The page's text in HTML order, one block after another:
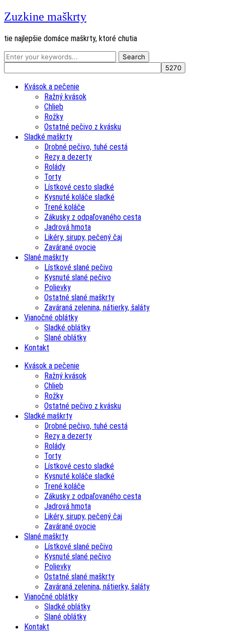
Zuzkine maškrty
tie najlepšie domáce maškrty, ktoré chutia
Kvások a pečenie
Ražný kvások
Chlieb
Rožky
Ostatné pečivo z kvásku
Sladké maškrty
Drobné pečivo, tuhé cestá
Rezy a dezerty
Rolády
Torty
Lístkové cesto sladké
Kysnuté koláče sladké
Trené koláče
Zákusky z odpaľovaného cesta
Jadrová hmota
Likéry, sirupy, pečený čaj
Zavárané ovocie
Slané maškrty
Lístkové slané pečivo
Kysnuté slané pečivo
Polievky
Ostatné slané maškrty
Zaváraná zelenina, nátierky, šaláty
Vianočné oblátky
Sladké oblátky
Slané oblátky
Kontakt
Kvások a pečenie
Ražný kvások
Chlieb
Rožky
Ostatné pečivo z kvásku
Sladké maškrty
Drobné pečivo, tuhé cestá
Rezy a dezerty
Rolády
Torty
Lístkové cesto sladké
Kysnuté koláče sladké
Trené koláče
Zákusky z odpaľovaného cesta
Jadrová hmota
Likéry, sirupy, pečený čaj
Zavárané ovocie
Slané maškrty
Lístkové slané pečivo
Kysnuté slané pečivo
Polievky
Ostatné slané maškrty
Zaváraná zelenina, nátierky, šaláty
Vianočné oblátky
Sladké oblátky
Slané oblátky
Kontakt